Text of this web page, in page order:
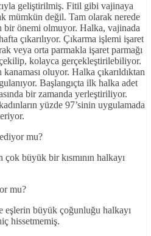
geliştirilmiş. Fitil gibi vajinaya
mümkün değil. Tam olarak nerede
bir önemi olmuyor. Halka, vajinada
çıkarılıyor. Çıkarma işlemi işaret
veya orta parmakla işaret parmağı
çekilip, kolayca gerçekleştirilebiliyor.
oluyor. Halka çıkarıldıktan
Başlangıçta ilk halka adet
bir zamanda yerleştiriliyor.
yüzde 97’sinin uygulamada
mu?
çok büyük bir kısmının halkayı
mu?
eşlerin büyük çoğunluğu halkayı
hissetmemiş.